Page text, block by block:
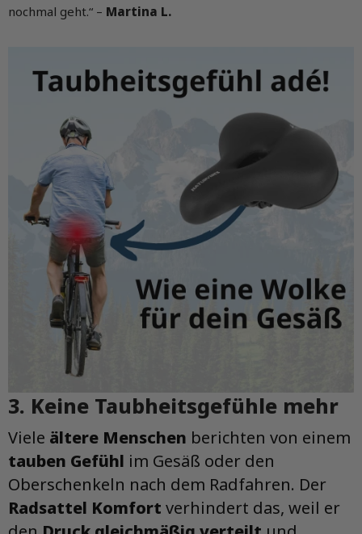
nochmal geht.“ – Martina L.
3. Keine Taubheitsgefühle mehr
Viele ältere Menschen berichten von einem
tauben Gefühl im Gesäß oder den
Oberschenkeln nach dem Radfahren. Der
Radsattel Komfort verhindert das, weil er